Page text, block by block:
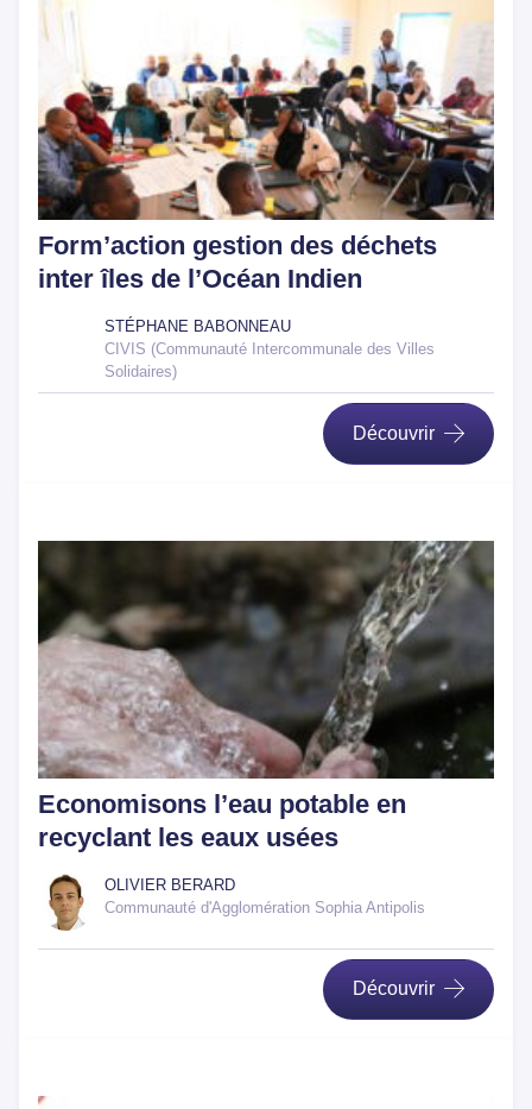
Form’action gestion des déchets
inter îles de l’Océan Indien
STÉPHANE BABONNEAU
CIVIS (Communauté Intercommunale des Villes
Solidaires)
Découvrir
Economisons l’eau potable en
recyclant les eaux usées
OLIVIER BERARD
Communauté d'Agglomération Sophia Antipolis
Découvrir